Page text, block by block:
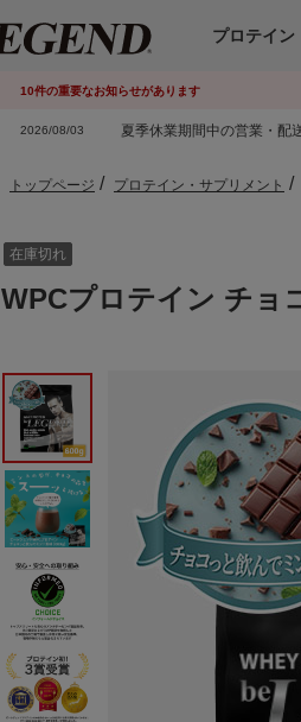
プロテイン
10件の重要なお知らせがあります
2026/08/03 夏季休業期間中の営業・配
トップページ プロテイン・サプリメント
在庫切れ
WPCプロテイン チョ